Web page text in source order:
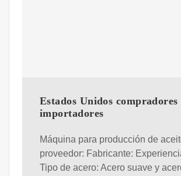
Estados Unidos compradores
importadores
Máquina para producción de
proveedor: Fabricante:
Tipo de acero: Acero suave y